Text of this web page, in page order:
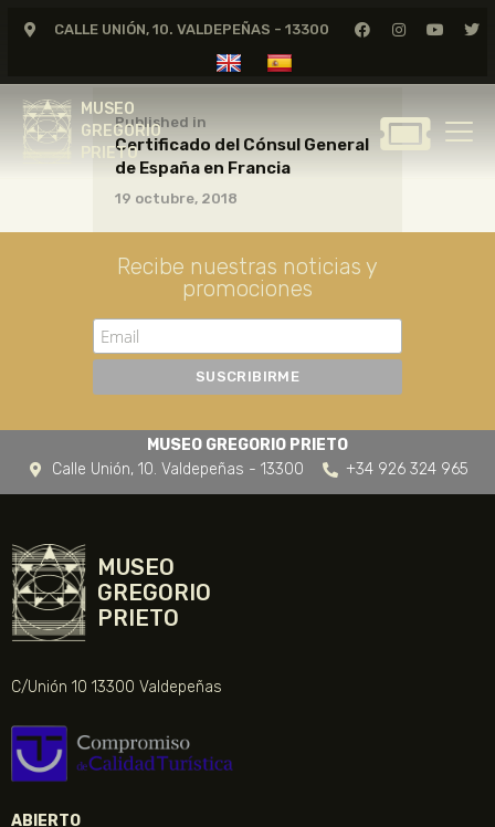
CALLE UNIÓN, 10. VALDEPEÑAS - 13300
MUSEO
GREGORIO
PRIETO
MUSEO
GREGORIO
GREGORIO PRIETO
CERTAMEN DE DIBUJO
FUNDACIÓN
TIENDA
NOTICIAS
Published in
Certificado del Cónsul General
de España en Francia
19 octubre, 2018
Recibe nuestras noticias y
promociones
MUSEO GREGORIO PRIETO
Calle Unión, 10. Valdepeñas - 13300
+34 926 324 965
MUSEO
GREGORIO
PRIETO
C/Unión 10 13300 Valdepeñas
ABIERTO